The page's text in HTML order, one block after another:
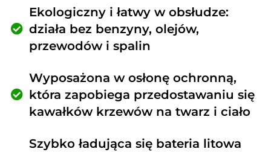
Ekologiczny i łatwy w obsłudze:
działa bez benzyny, olejów,
przewodów i spalin
Wyposażona w osłonę ochronną,
która zapobiega przedostawaniu się
kawałków krzewów na twarz i ciało
Szybko ładująca się bateria litowa